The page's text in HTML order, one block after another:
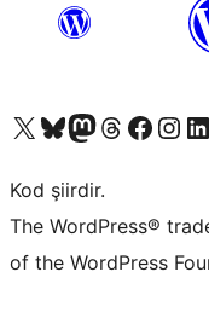
X (eski Twitter) hesabımıza bakın
Bluesky hesabımızı ziyaret edinMastodon hesabımızı ziyaret edinThreads hesabımızı ziyaret edinFacebook sayfamızı ziyaret edinInstagram hesabımızı ziyaret edin
LinkedIn
Kod şiirdir.
The WordPress®
of the WordPress